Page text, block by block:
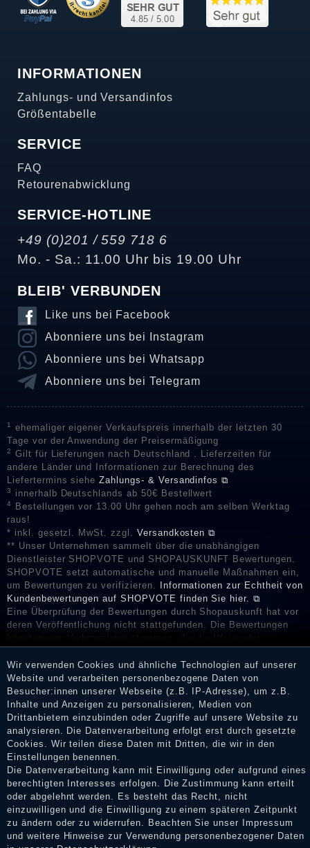
INFORMATIONEN
Zahlungs- und Versandinfos
Größentabelle
SERVICE
FAQ
Retourenabwicklung
SERVICE-HOTLINE
+49 (0)201 / 559 718 6
Mo. - Sa.: 11.00 Uhr bis 19.00 Uhr
BLEIB' VERBUNDEN
Like uns bei Facebook
Abonniere uns bei Instagram
Abonniere uns bei Whatsapp
Abonniere uns bei Telegram
1
ehemaliger eigener Verkaufspreis innerhalb der letzten 30
Tage vor der Anwendung der Preisermäßigung
2
Gilt für Lieferungen nach Deutschland . Lieferzeiten für
andere Länder und Informationen zur Berechnung des
Liefertermins sieheZahlungs- & Versandinfos ⧉
3 innerhalb Deutschlands ab 50€ Bestellwert
4
Bestellungen vor 13.00 Uhr gehen noch am selben Werktag
raus!
* inkl. gesetzl. MwSt. zzgl. Versandkosten ⧉
** Unser Unternehmen sammelt über die unabhängigen
Dienstleister SHOPVOTE und SHOPAUSKUNFT Bewertungen.
SHOPVOTE setzt automatische und manuelle Maßnahmen ein,
um Bewertungen zu verifizieren.
Informationen zur Echtheit von
Kundenbewertungen auf SHOPVOTE finden Sie hier. ⧉
Eine Überprüfung der Bewertungen durch Shopauskunft hat vor
deren Veröffentlichung nicht stattgefunden. Die Bewertungen
könnten von Verbrauchern stammen, die die Ware oder
Erhalt einer Benachrichtigungs-E-Mail können Händler die
Bewertungen verifizieren und über die erfolgte Verifizierung im
Shop informieren.
Impressum
Daten­schutz­erklärung
Wir verwenden Cookies und ähnliche Technologien auf unserer
Website und verarbeiten personenbezogene Daten von
Besucher:innen unserer Webseite (z.B. IP-Adresse), um z.B.
Inhalte und Anzeigen zu personalisieren, Medien von
Drittanbietern einzubinden oder Zugriffe auf unsere Website zu
analysieren. Die Datenverarbeitung erfolgt erst durch gesetzte
Cookies. Wir teilen diese Daten mit Dritten, die wir in den
Einstellungen benennen.
Die Datenverarbeitung kann mit Einwilligung oder aufgrund eines
berechtigten Interesses erfolgen. Die Zustimmung kann erteilt
oder abgelehnt werden. Es besteht das Recht, nicht
einzuwilligen und die Einwilligung zu einem späteren Zeitpunkt
zu ändern oder zu widerrufen. Beachten Sie unser
Impressum
und weitere Hinweise zur Verwendung personenbezogener Daten